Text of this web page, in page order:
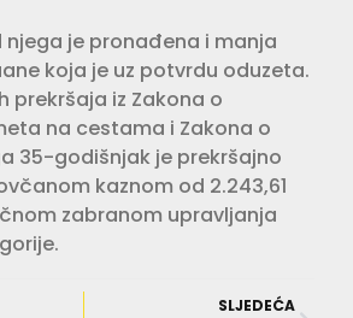
njega je pronađena i manja
koja je uz potvrdu oduzeta.
prekršaja iz Zakona o
na cestama i Zakona o
35-godišnjak je prekršajno
kaznom od 2.243,61
zabranom upravljanja
SLJEDEĆA